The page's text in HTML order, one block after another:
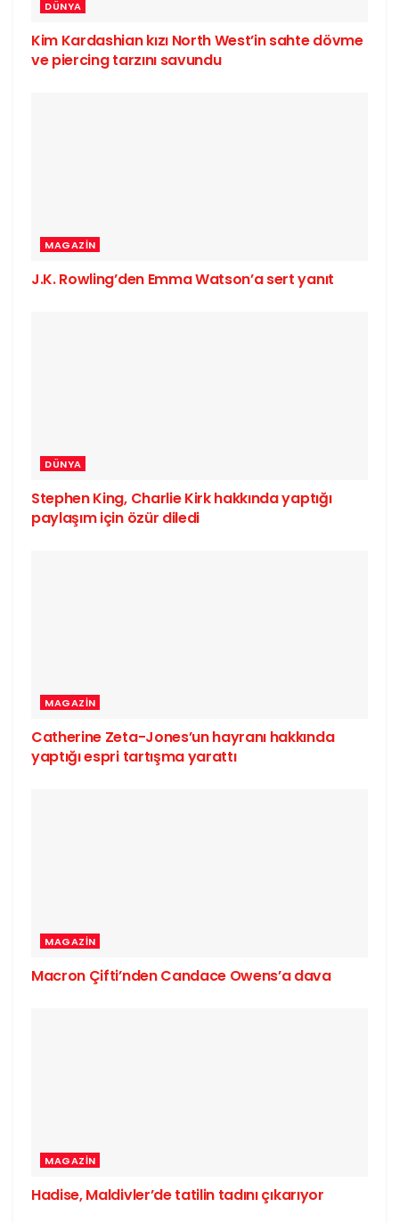
DÜNYA
Kim Kardashian kızı North West’in sahte dövme
ve piercing tarzını savundu
MAGAZIN
J.K. Rowling’den Emma Watson’a sert yanıt
DÜNYA
Stephen King, Charlie Kirk hakkında yaptığı
paylaşım için özür diledi
MAGAZIN
Catherine Zeta-Jones’un hayranı hakkında
yaptığı espri tartışma yarattı
MAGAZIN
Macron Çifti’nden Candace Owens’a dava
MAGAZIN
Hadise, Maldivler’de tatilin tadını çıkarıyor